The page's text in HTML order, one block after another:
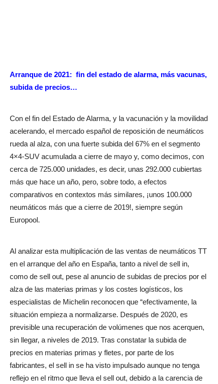
Arranque de 2021: fin del estado de alarma, más vacunas,
subida de precios…
Con el fin del Estado de Alarma, y la vacunación y la movilidad
acelerando, el mercado español de reposición de neumáticos
rueda al alza, con una fuerte subida del 67% en el segmento
4×4-SUV acumulada a cierre de mayo y, como decimos, con
cerca de 725.000 unidades, es decir, unas 292.000 cubiertas
más que hace un año, pero, sobre todo, a efectos
comparativos en contextos más similares, ¡unos 100.000
neumáticos más que a cierre de 2019!, siempre según
Europool.
Al analizar esta multiplicación de las ventas de neumáticos TT
en el arranque del año en España, tanto a nivel de sell in,
como de sell out, pese al anuncio de subidas de precios por el
alza de las materias primas y los costes logísticos, los
especialistas de Michelin reconocen que “efectivamente, la
situación empieza a normalizarse. Después de 2020, es
previsible una recuperación de volúmenes que nos acerquen,
sin llegar, a niveles de 2019. Tras constatar la subida de
precios en materias primas y fletes, por parte de los
fabricantes, el sell in se ha visto impulsado aunque no tenga
reflejo en el ritmo que lleva el sell out, debido a la carencia de